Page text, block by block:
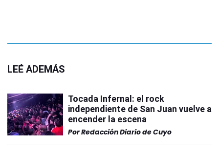
LEÉ ADEMÁS
Tocada Infernal: el rock
independiente de San Juan vuelve a
encender la escena
PorRedacción Diario de Cuyo